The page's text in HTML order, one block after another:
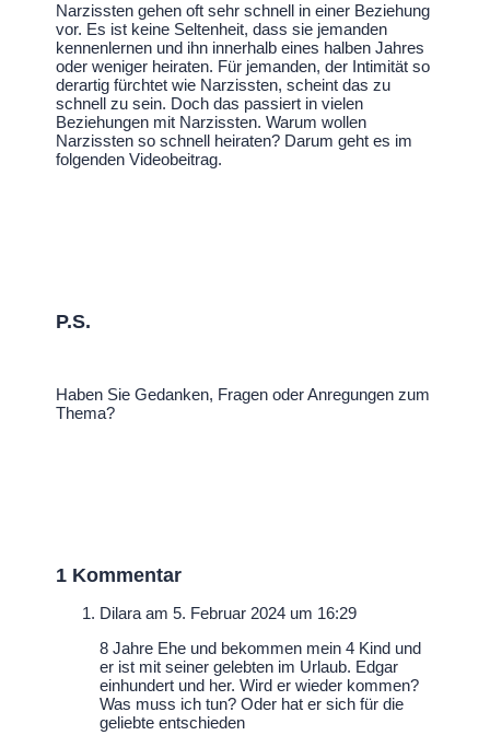
Narzissten gehen oft sehr schnell in einer Beziehung
vor. Es ist keine Seltenheit, dass sie jemanden
kennenlernen und ihn innerhalb eines halben Jahres
oder weniger heiraten. Für jemanden, der Intimität so
derartig fürchtet wie Narzissten, scheint das zu
schnell zu sein. Doch das passiert in vielen
Beziehungen mit Narzissten. Warum wollen
Narzissten so schnell heiraten? Darum geht es im
folgenden Videobeitrag.
P.S.​
Haben Sie Gedanken, Fragen oder Anregungen zum
Thema?
1 Kommentar
Dilara am 5. Februar 2024 um 16:29
8 Jahre Ehe und bekommen mein 4 Kind und
er ist mit seiner gelebten im Urlaub. Edgar
einhundert und her. Wird er wieder kommen?
Was muss ich tun? Oder hat er sich für die
geliebte entschieden